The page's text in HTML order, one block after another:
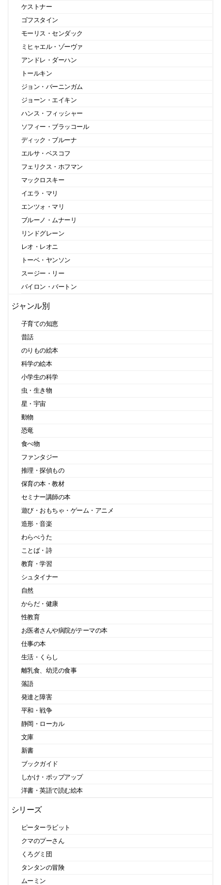
ケストナー
ゴフスタイン
モーリス・センダック
ミヒャエル・ゾーヴァ
アンドレ・ダーハン
トールキン
ジョン・バーニンガム
ジョーン・エイキン
ハンス・フィッシャー
ソフィー・ブラッコール
ディック・ブルーナ
エルサ・ベスコフ
フェリクス・ホフマン
マックロスキー
イエラ・マリ
エンツォ・マリ
ブルーノ・ムナーリ
リンドグレーン
レオ・レオニ
トーベ・ヤンソン
スージー・リー
バイロン・バートン
ジャンル別
子育ての知恵
昔話
のりもの絵本
科学の絵本
小学生の科学
虫・生き物
星・宇宙
動物
恐竜
食べ物
ファンタジー
推理・探偵もの
保育の本・教材
セミナー講師の本
遊び・おもちゃ・ゲーム・アニメ
造形・音楽
わらべうた
ことば・詩
教育・学習
シュタイナー
自然
からだ・健康
性教育
お医者さんや病院がテーマの本
仕事の本
生活・くらし
離乳食、幼児の食事
落語
発達と障害
平和・戦争
静岡・ローカル
文庫
新書
ブックガイド
しかけ・ポップアップ
洋書・英語で読む絵本
シリーズ
ピーターラビット
クマのプーさん
くろグミ団
タンタンの冒険
ムーミン